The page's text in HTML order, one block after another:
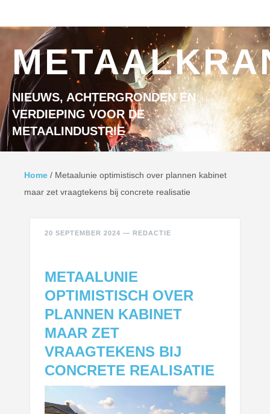
NIEUWS, ACHTERGRONDEN EN
VERDIEPING VOOR DE
METAALINDUSTRIE
Home / Metaalunie optimistisch over plannen kabinet
maar zet vraagtekens bij concrete realisatie
20 SEPTEMBER 2024 — REDACTIE
METAALUNIE
OPTIMISTISCH OVER
PLANNEN KABINET
MAAR ZET
VRAAGTEKENS BIJ
CONCRETE REALISATIE